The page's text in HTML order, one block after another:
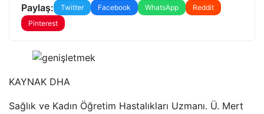
Paylaş: Twitter Facebook WhatsApp
Reddit
Pinterest
KAYNAK DHA
Sağlık ve Kadın Öğretim Hastalıkları Uzmanı. Ü. Mert